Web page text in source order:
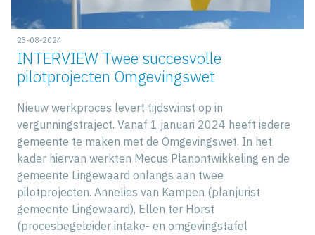
23-08-2024
INTERVIEW Twee succesvolle
pilotprojecten Omgevingswet
Nieuw werkproces levert tijdswinst op in
vergunningstraject. Vanaf 1 januari 2024 heeft iedere
gemeente te maken met de Omgevingswet. In het
kader hiervan werkten Mecus Planontwikkeling en de
gemeente Lingewaard onlangs aan twee
pilotprojecten. Annelies van Kampen (planjurist
gemeente Lingewaard), Ellen ter Horst
(procesbegeleider intake- en omgevingstafel